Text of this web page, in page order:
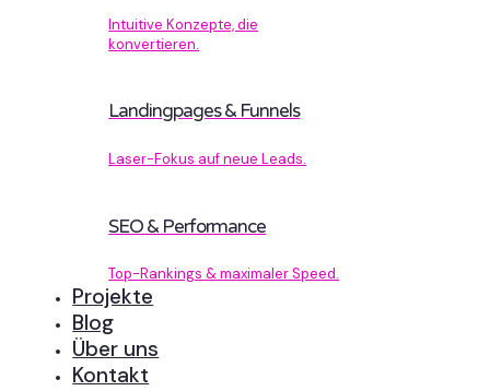
Intuitive Konzepte, die
konvertieren.
Landingpages & Funnels
Laser-Fokus auf neue Leads.
SEO & Performance
Top-Rankings & maximaler Speed.
Projekte
Blog
Über uns
Kontakt